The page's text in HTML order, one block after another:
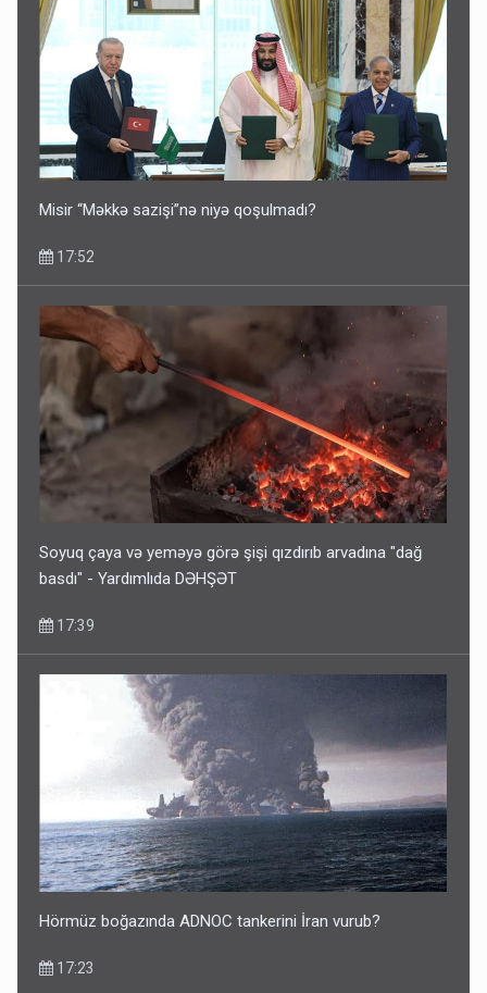
İlham Əliyev müharibədə də, sülhdə də qalib gəldi -
Hikmət Hacıyev
15:02
Pakistan prezidentindən Azərbaycanla bağlı açıqlama
13:58
Misir “Məkkə sazişi”nə niyə qoşulmadı?
17:52
Soyuq çaya və yeməyə görə şişi qızdırıb arvadına "dağ
basdı" - Yardımlıda DƏHŞƏT
17:39
Hörmüz boğazında ADNOC tankerini İran vurub?
17:23